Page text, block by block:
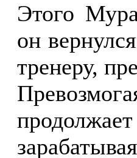
Этого
он
тренеру,